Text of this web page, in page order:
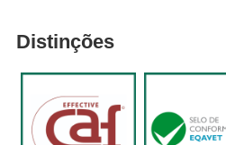
Distinções